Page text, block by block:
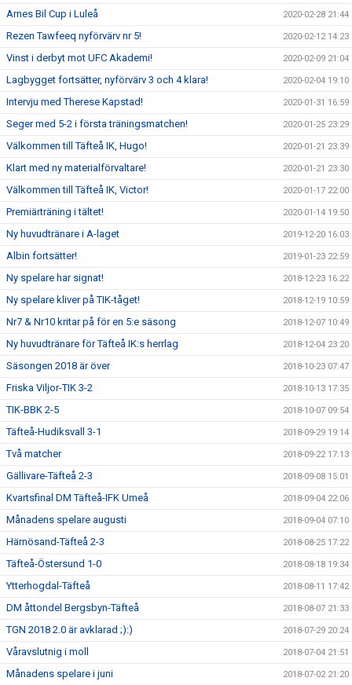
Arnes Bil Cup i Luleå 2020-02-28 21:44
Rezen Tawfeeq nyförvärv nr 5! 2020-02-12 14:23
Vinst i derbyt mot UFC Akademi! 2020-02-09 21:04
Lagbygget fortsätter, nyförvärv 3 och 4 klara! 2020-02-04 19:10
Intervju med Therese Kapstad! 2020-01-31 16:59
Seger med 5-2 i första träningsmatchen! 2020-01-25 23:29
Välkommen till Täfteå IK, Hugo! 2020-01-21 23:39
Klart med ny materialförvaltare! 2020-01-21 23:30
Välkommen till Täfteå IK, Victor! 2020-01-17 22:00
Premiärträning i tältet! 2020-01-14 19:50
Ny huvudtränare i A-laget 2019-12-20 16:03
Albin fortsätter! 2019-01-23 22:59
Ny spelare har signat! 2018-12-23 16:22
Ny spelare kliver på TIK-tåget! 2018-12-19 10:59
Nr7 & Nr10 kritar på för en 5:e säsong 2018-12-07 10:49
Ny huvudtränare för Täfteå IK:s herrlag 2018-12-04 23:20
Säsongen 2018 är över 2018-10-23 07:47
Friska Viljor-TIK 3-2 2018-10-13 17:35
TIK-BBK 2-5 2018-10-07 09:54
Täfteå-Hudiksvall 3-1 2018-09-29 19:14
Två matcher 2018-09-22 17:13
Gällivare-Täfteå 2-3 2018-09-08 15:01
Kvartsfinal DM Täfteå-IFK Umeå 2018-09-04 22:06
Månadens spelare augusti 2018-09-04 07:10
Härnösand-Täfteå 2-3 2018-08-25 17:22
Täfteå-Östersund 1-0 2018-08-18 19:34
Ytterhogdal-Täfteå 2018-08-11 17:42
DM åttondel Bergsbyn-Täfteå 2018-08-07 21:33
TGN 2018 2.0 är avklarad ;):) 2018-07-29 20:24
Våravslutnig i moll 2018-07-04 21:51
Månadens spelare i juni 2018-07-02 21:20